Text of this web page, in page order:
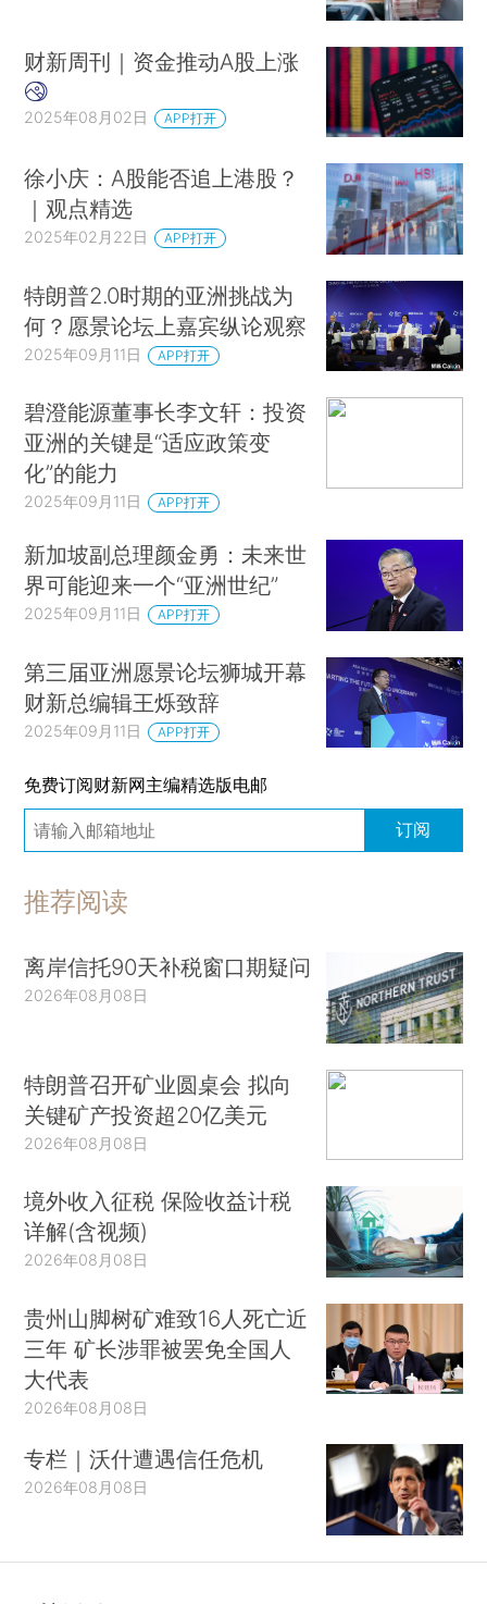
财新周刊｜资金推动A股上涨
2025年08月02日 APP打开
徐小庆：A股能否追上港股？
｜观点精选
2025年02月22日 APP打开
特朗普2.0时期的亚洲挑战为
何？愿景论坛上嘉宾纵论观察
2025年09月11日 APP打开
碧澄能源董事长李文轩：投资
亚洲的关键是“适应政策变
化”的能力
2025年09月11日 APP打开
新加坡副总理颜金勇：未来世
界可能迎来一个“亚洲世纪”
2025年09月11日 APP打开
第三届亚洲愿景论坛狮城开幕
财新总编辑王烁致辞
2025年09月11日 APP打开
免费订阅财新网主编精选版电邮
订阅
推荐阅读
离岸信托90天补税窗口期疑问
2026年08月08日
特朗普召开矿业圆桌会 拟向
关键矿产投资超20亿美元
2026年08月08日
境外收入征税 保险收益计税
详解(含视频)
2026年08月08日
贵州山脚树矿难致16人死亡近
三年 矿长涉罪被罢免全国人
大代表
2026年08月08日
专栏｜沃什遭遇信任危机
2026年08月08日